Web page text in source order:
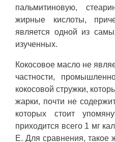
пальмитиновую,
жирные кислоты,
является одной из
изученных.
Кокосовое масло не
частности,
кокосовой стружки,
жарки, почти не
которых стоит
приходится всего 1 мг
Е. Для сравнения, такое